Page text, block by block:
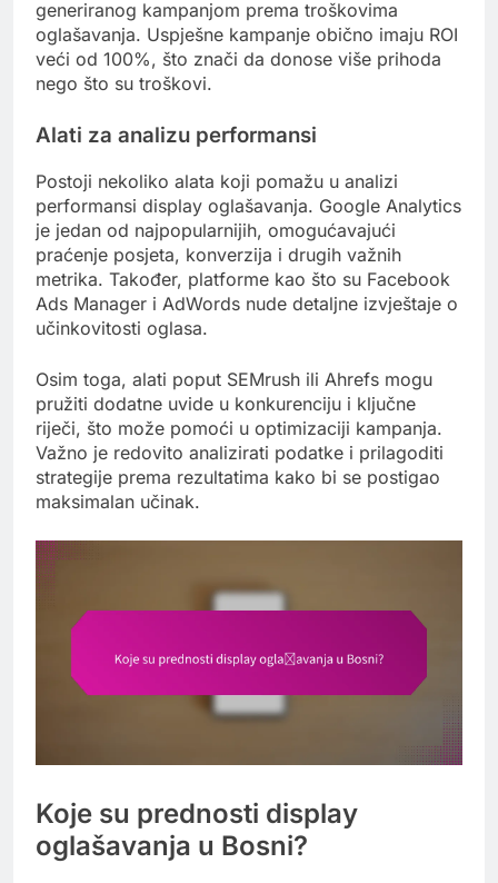
generiranog kampanjom prema troškovima
oglašavanja. Uspješne kampanje obično imaju ROI
veći od 100%, što znači da donose više prihoda
nego što su troškovi.
Alati za analizu performansi
Postoji nekoliko alata koji pomažu u analizi
performansi display oglašavanja. Google Analytics
je jedan od najpopularnijih, omogućavajući
praćenje posjeta, konverzija i drugih važnih
metrika. Također, platforme kao što su Facebook
Ads Manager i AdWords nude detaljne izvještaje o
učinkovitosti oglasa.
Osim toga, alati poput SEMrush ili Ahrefs mogu
pružiti dodatne uvide u konkurenciju i ključne
riječi, što može pomoći u optimizaciji kampanja.
Važno je redovito analizirati podatke i prilagoditi
strategije prema rezultatima kako bi se postigao
maksimalan učinak.
Koje su prednosti display
oglašavanja u Bosni?